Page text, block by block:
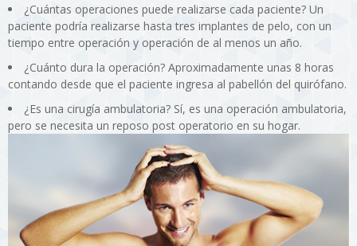
¿Cuántas operaciones puede realizarse cada paciente? Un
paciente podría realizarse hasta tres implantes de pelo, con un
tiempo entre operación y operación de al menos un año.
¿Cuánto dura la operación? Aproximadamente unas 8 horas
contando desde que el paciente ingresa al pabellón del quirófano.
¿Es una cirugía ambulatoria? Sí, es una operación ambulatoria,
pero se necesita un reposo post operatorio en su hogar.